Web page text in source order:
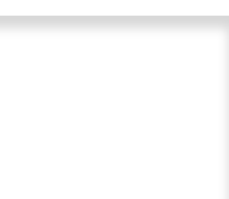
Kultus, Bildung und